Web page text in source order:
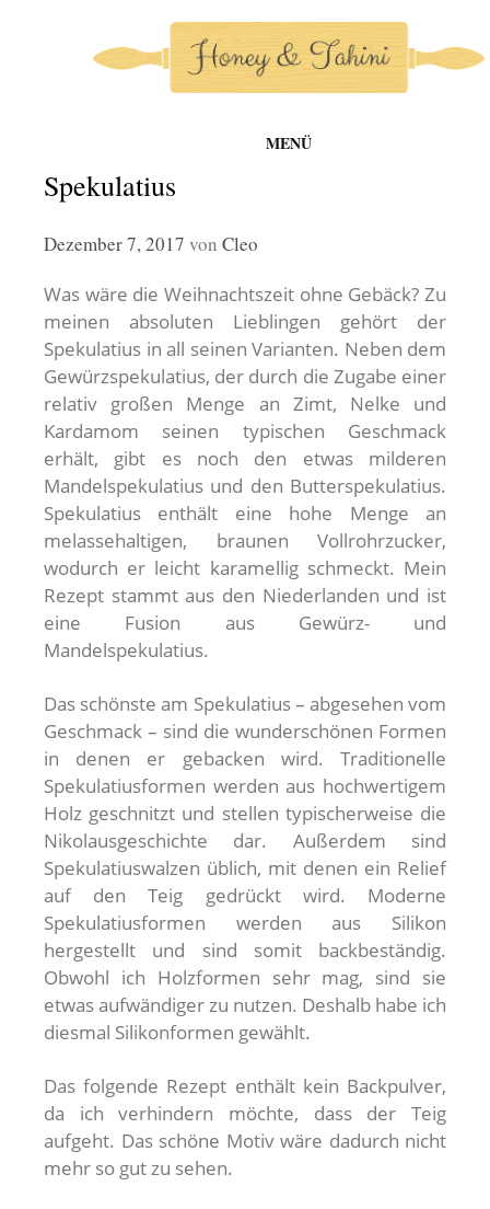
springen
MENÜ
honey-and-tahini
Spekulatius
Dezember 7, 2017 von Cleo
Was wäre die Weihnachtszeit ohne Gebäck? Zu
meinen absoluten Lieblingen gehört der
Spekulatius in all seinen Varianten. Neben dem
Gewürzspekulatius, der durch die Zugabe einer
relativ großen Menge an Zimt, Nelke und
Kardamom seinen typischen Geschmack
erhält, gibt es noch den etwas milderen
Mandelspekulatius und den Butterspekulatius.
Spekulatius enthält eine hohe Menge an
melassehaltigen, braunen Vollrohrzucker,
wodurch er leicht karamellig schmeckt. Mein
Rezept stammt aus den Niederlanden und ist
eine Fusion aus Gewürz- und
Mandelspekulatius.
Das schönste am Spekulatius – abgesehen vom
Geschmack – sind die wunderschönen Formen
in denen er gebacken wird. Traditionelle
Spekulatiusformen werden aus hochwertigem
Holz geschnitzt und stellen typischerweise die
Nikolausgeschichte dar. Außerdem sind
Spekulatiuswalzen üblich, mit denen ein Relief
auf den Teig gedrückt wird. Moderne
Spekulatiusformen werden aus Silikon
hergestellt und sind somit backbeständig.
Obwohl ich Holzformen sehr mag, sind sie
etwas aufwändiger zu nutzen. Deshalb habe ich
diesmal Silikonformen gewählt.
Das folgende Rezept enthält kein Backpulver,
da ich verhindern möchte, dass der Teig
aufgeht. Das schöne Motiv wäre dadurch nicht
mehr so gut zu sehen.